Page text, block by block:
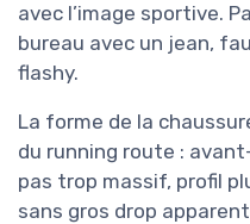
avec l’image sportive.
bureau avec un jean,
flashy.
La forme de la
du running route :
pas trop massif, profil
sans gros drop